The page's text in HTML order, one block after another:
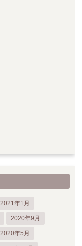
2021年1月
2020年9月
2020年5月